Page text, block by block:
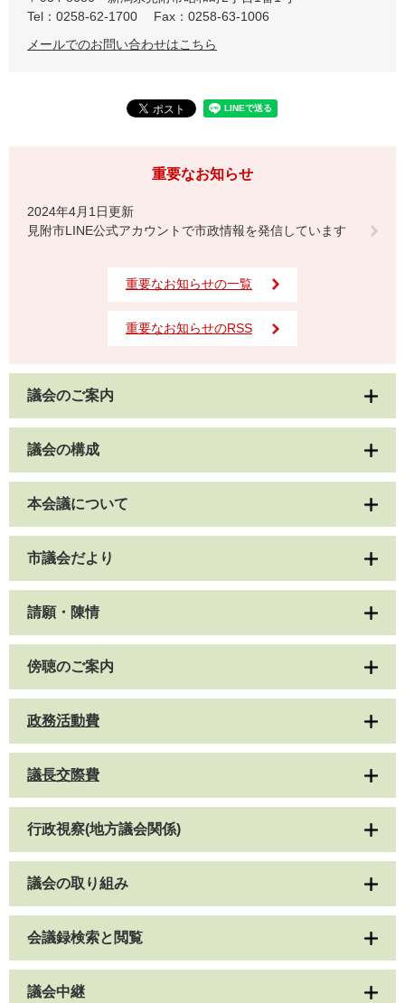
Tel：0258-62-1700
Fax：0258-63-1006
メールでのお問い合わせはこちら
重要なお知らせ
2024年4月1日更新
見附市LINE公式アカウントで市政情報を発信しています
重要なお知らせの一覧
重要なお知らせのRSS
議会のご案内
議会の構成
本会議について
市議会だより
請願・陳情
傍聴のご案内
政務活動費
議長交際費
行政視察(地方議会関係)
議会の取り組み
会議録検索と閲覧
議会中継